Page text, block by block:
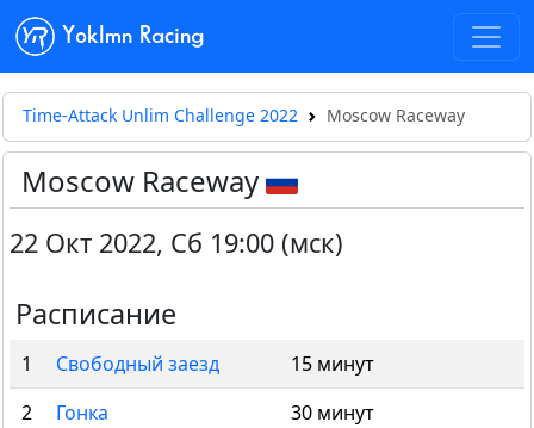
Yoklmn Racing
Time-Attack Unlim Challenge 2022 Moscow Raceway
Moscow Raceway
22 Окт 2022, Сб 19:00 (мск)
Расписание
1 Свободный заезд
15 минут
2
Гонка 30 минут